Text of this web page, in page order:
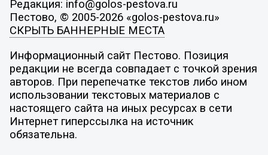
Редакция: info@golos-pestova.ru
Пестово, © 2005-2026 «golos-pestova.ru»
СКРЫТЬ БАННЕРНЫЕ МЕСТА
Информационный сайт Пестово. Позиция
редакции не всегда совпадает с точкой зрения
авторов. При перепечатке текстов либо ином
использовании текстовых материалов с
настоящего сайта на иных ресурсах в сети
Интернет гиперссылка на источник
обязательна.